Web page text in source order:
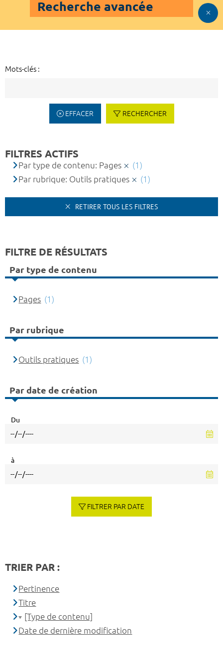
Recherche avancée
Mots-clés :
EFFACER RECHERCHER
FILTRES ACTIFS
Par type de contenu: Pages
(1)
Par rubrique: Outils pratiques
(1)
RETIRER TOUS LES FILTRES
FILTRE DE RÉSULTATS
Par type de contenu
Pages (1)
Par rubrique
Outils pratiques (1)
Par date de création
Du
à
FILTRER PAR DATE
TRIER PAR :
Pertinence
Titre
[Type de contenu]
Date de dernière modification